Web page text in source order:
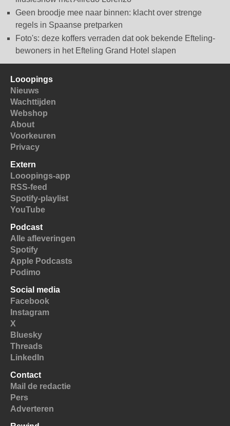
Geen broodje mee naar binnen: klacht over strenge
regels in Spaanse pretparken
Foto's: deze koffers verraden dat ook bekende Efteling-
bewoners in het Efteling Grand Hotel slapen
Looopings
Nieuws
Wachttijden
Webshop
About
Voorkeuren
Privacy
Extern
Looopings-app
RSS-feed
Spotify-playlist
YouTube
Podcast
Alle afleveringen
Spotify
Apple Podcasts
Podimo
Social media
Facebook
Instagram
X
Bluesky
Threads
LinkedIn
Contact
Mail de redactie
Pers
Adverteren